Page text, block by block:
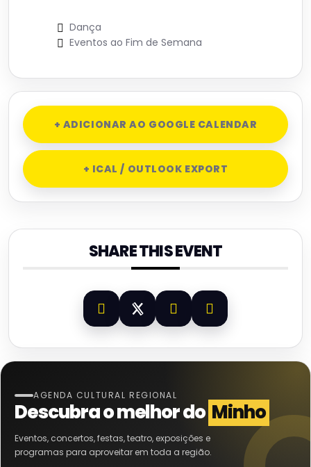
Dança
Eventos ao Fim de Semana
+ ADICIONAR AO GOOGLE CALENDAR
+ ICAL / OUTLOOK EXPORT
SHARE THIS EVENT
AGENDA CULTURAL REGIONAL
Descubra o melhor do Minho
Eventos, concertos, festas, teatro, exposições e
programas para aproveitar em toda a região.